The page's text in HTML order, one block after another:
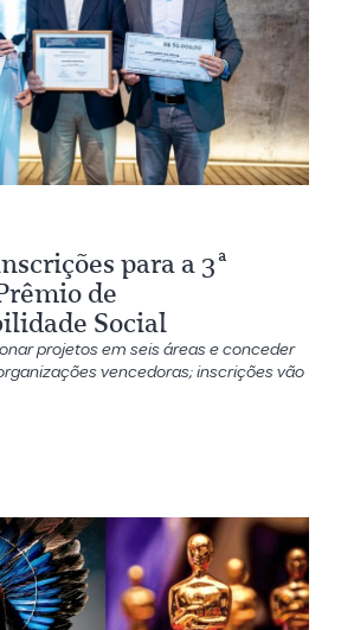
para a 3ª
de
Social
projetos em seis áreas e conceder
vencedoras; inscrições vão